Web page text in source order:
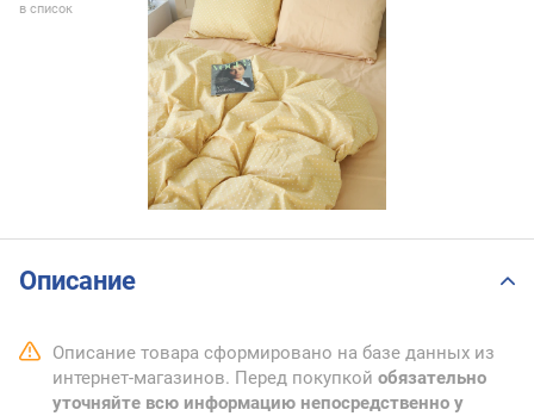
в список
Описание
Описание товара сформировано на базе данных из
интернет-магазинов. Перед покупкой обязательно
уточняйте всю информацию непосредственно у